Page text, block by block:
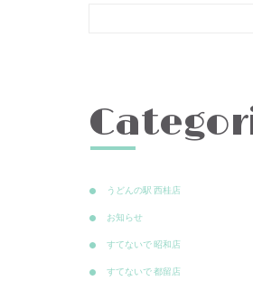
うどんの駅 西桂店
お知らせ
すてないで 昭和店
すてないで 都留店